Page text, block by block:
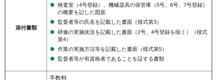
添付書類
検査室（4号登録）、機械器具の保管庫（5号、6号、7号登録）
の概要を記した図面
監督者等の氏名を記載した書面（様式第3）
研修の実施状況を記載した書面（2号、4号登録を除く）（様式
第4）
作業の実施方法等を記載した書面（様式第5）
監督者等が有資格者であることを証する書類
手数料